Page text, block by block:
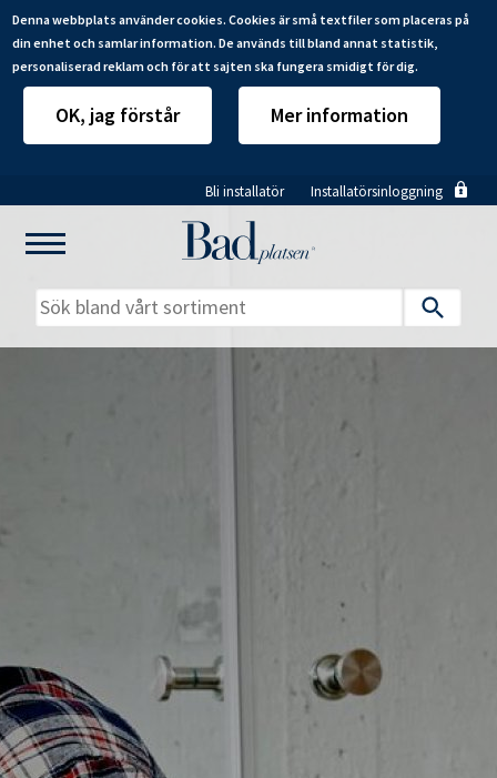
Denna webbplats använder cookies. Cookies är små textfiler som placeras på
din enhet och samlar information. De används till bland annat statistik,
personaliserad reklam och för att sajten ska fungera smidigt för dig.
OK, jag förstår Mer information
till
huvudinnehåll
Bli installatör Installatörsinloggning
Våra varumärken